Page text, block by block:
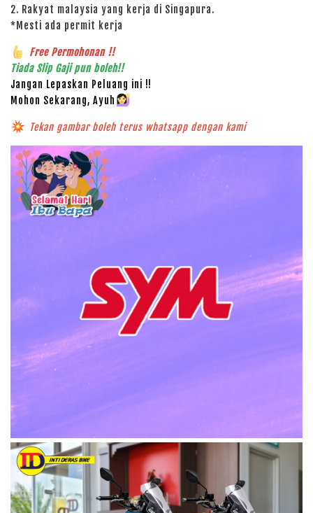
2. Rakyat malaysia yang kerja di Singapura.
*Mesti ada permit kerja
Free Permohonan !!
Tiada Slip Gaji pun boleh!!
Jangan Lepaskan Peluang ini !!
Mohon Sekarang, Ayuh
Tekan gambar boleh terus whatsapp dengan kami